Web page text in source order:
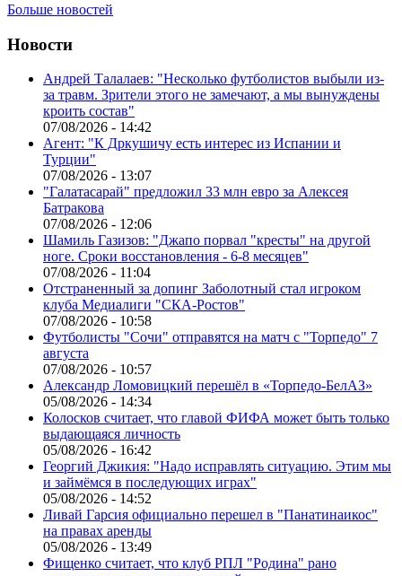
Больше новостей
Новости
Андрей Талалаев: "Несколько футболистов выбыли из-
за травм. Зрители этого не замечают, а мы вынуждены
кроить состав"
07/08/2026 - 14:42
Агент: "К Дркушичу есть интерес из Испании и
Турции"
07/08/2026 - 13:07
"Галатасарай" предложил 33 млн евро за Алексея
Батракова
07/08/2026 - 12:06
Шамиль Газизов: "Джапо порвал "кресты" на другой
ноге. Сроки восстановления - 6-8 месяцев"
07/08/2026 - 11:04
Отстраненный за допинг Заболотный стал игроком
клуба Медиалиги "СКА-Ростов"
07/08/2026 - 10:58
Футболисты "Сочи" отправятся на матч с "Торпедо" 7
августа
07/08/2026 - 10:57
Александр Ломовицкий перешёл в «Торпедо-БелАЗ»
05/08/2026 - 14:34
Колосков считает, что главой ФИФА может быть только
выдающаяся личность
05/08/2026 - 16:42
Георгий Джикия: "Надо исправлять ситуацию. Этим мы
и займёмся в последующих играх"
05/08/2026 - 14:52
Ливай Гарсия официально перешел в "Панатинаикос"
на правах аренды
05/08/2026 - 13:49
Фищенко считает, что клуб РПЛ "Родина" рано